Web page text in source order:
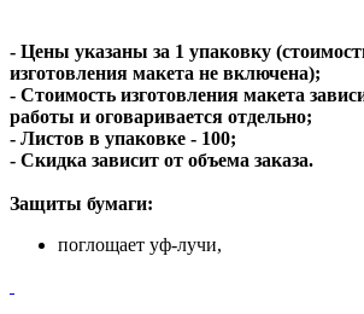
- Цены указаны за 1 упаковку
изготовления макета не включена);
- Стоимость изготовления макета
работы и оговаривается отдельно;
- Листов в упаковке - 100;
- Скидка зависит от объема заказа.
Защиты бумаги:
поглощает уф-лучи,